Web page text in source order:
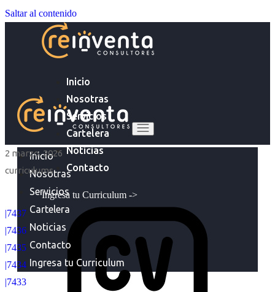
Saltar al contenido
Inicio
Nosotras
Servicios
Cartelera
Noticias
Contacto
Ingresa tu Curriculum ->
Inicio
Nosotras
Servicios
Cartelera
Noticias
Contacto
Ingresa tu Curriculum
2 marzo, 2026
curriculums
|7437
|7436
|7435
|7434
|7433